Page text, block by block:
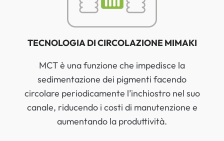
TECNOLOGIA DI CIRCOLAZIONE MIMAKI
MCT è una funzione che impedisce la
sedimentazione dei pigmenti facendo
circolare periodicamente l’inchiostro nel suo
canale, riducendo i costi di manutenzione e
aumentando la produttività.